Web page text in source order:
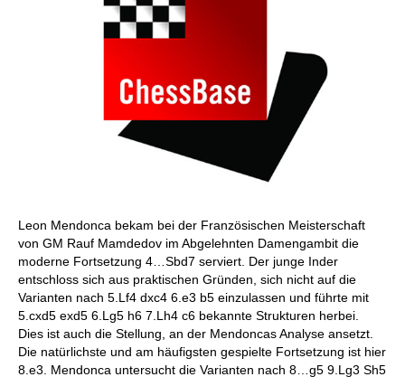
Leon Mendonca bekam bei der Französischen Meisterschaft
von GM Rauf Mamdedov im Abgelehnten Damengambit die
moderne Fortsetzung 4…Sbd7 serviert. Der junge Inder
entschloss sich aus praktischen Gründen, sich nicht auf die
Varianten nach 5.Lf4 dxc4 6.e3 b5 einzulassen und führte mit
5.cxd5 exd5 6.Lg5 h6 7.Lh4 c6 bekannte Strukturen herbei.
Dies ist auch die Stellung, an der Mendoncas Analyse ansetzt.
Die natürlichste und am häufigsten gespielte Fortsetzung ist hier
8.e3. Mendonca untersucht die Varianten nach 8…g5 9.Lg3 Sh5